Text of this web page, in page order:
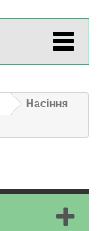
Насіння